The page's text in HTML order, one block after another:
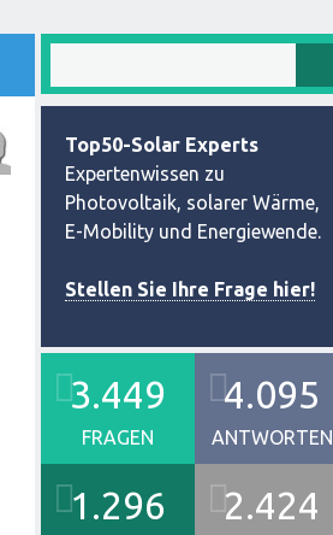
Top50-Solar Experts
Expertenwissen zu
Photovoltaik, solarer Wärme,
E-Mobility und Energiewende.
Stellen Sie Ihre Frage hier!
3.449
FRAGEN
4.095
ANTWORTEN
1.296 2.424